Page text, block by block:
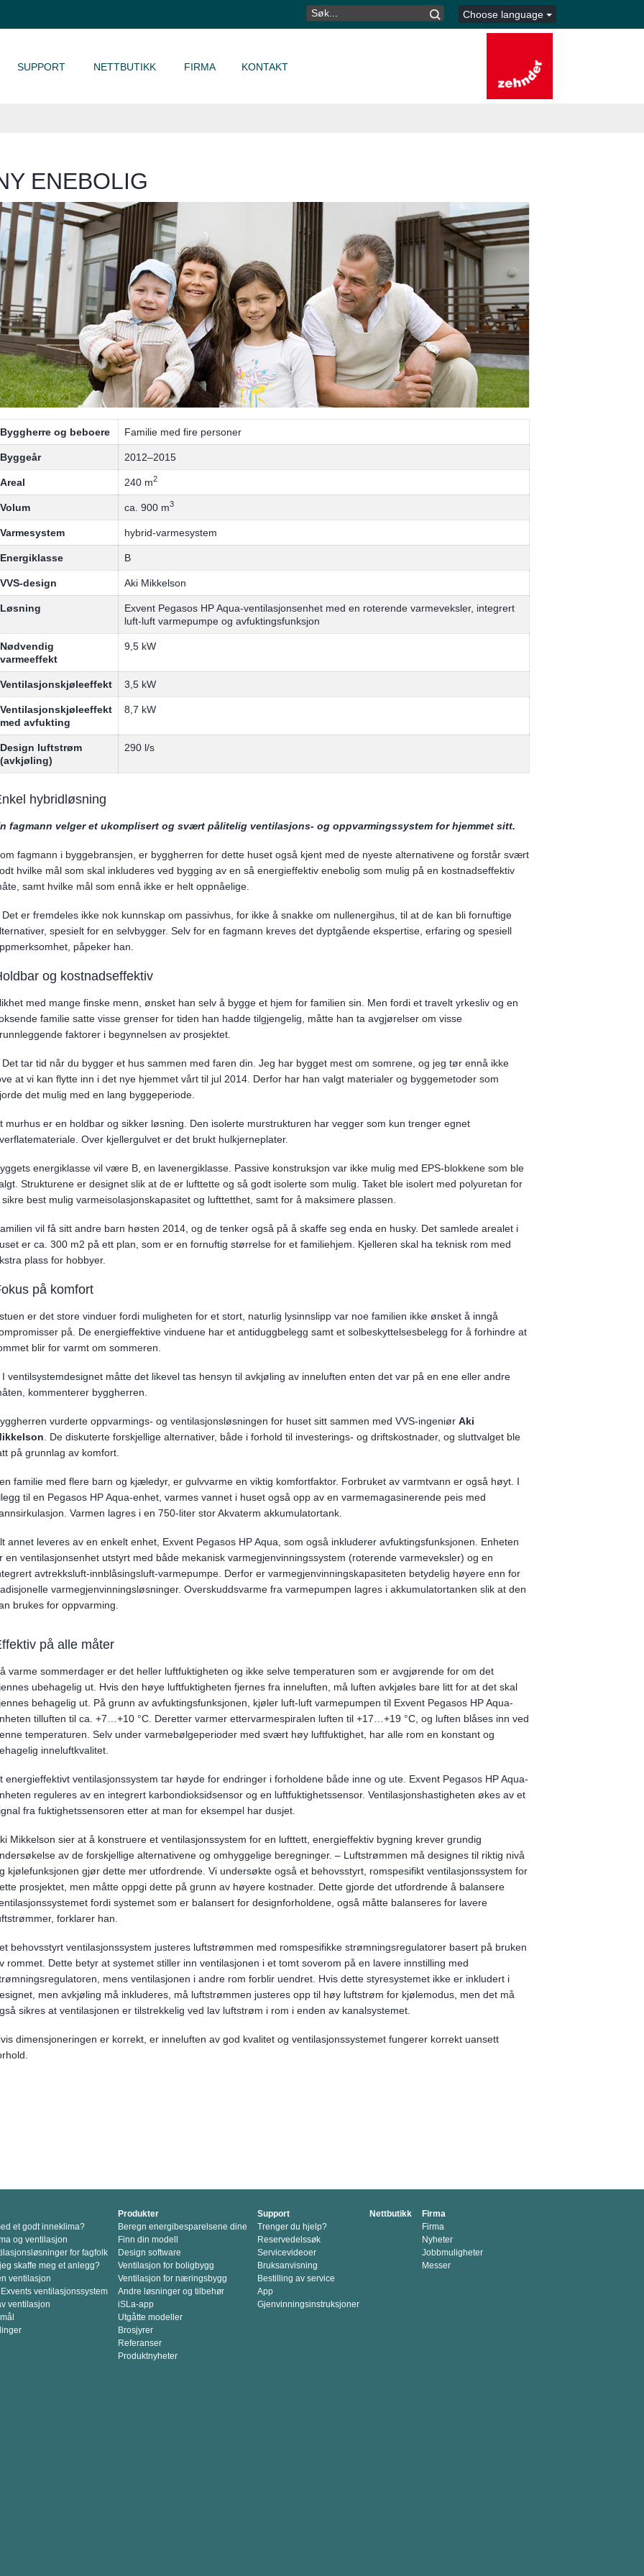
SØK
ETTER:
Choose language
SUPPORT NETTBUTIKK FIRMA KONTAKT
ENEBOLIG
Byggherre og beboere Familie med fire personer
Byggeår 2012–2015
Areal 240 m2
Volum ca. 900 m3
Varmesystem hybrid-varmesystem
Energiklasse B
VVS-design Aki Mikkelson
Løsning
Exvent Pegasos HP Aqua-ventilasjonsenhet med en roterende varmeveksler, integrert
luft-luft varmepumpe og avfuktingsfunksjon
Nødvendig
varmeeffekt
9,5 kW
Ventilasjonskjøleeffekt 3,5 kW
Ventilasjonskjøleeffekt
med avfukting
8,7 kW
Design luftstrøm
(avkjøling)
290 l/s
hybridløsning
fagmann velger et ukomplisert og svært pålitelig ventilasjons- og oppvarmingssystem for hjemmet sitt.
fagmann i byggebransjen, er byggherren for dette huset også kjent med de nyeste alternativene og forstår svært
hvilke mål som skal inkluderes ved bygging av en så energieffektiv enebolig som mulig på en kostnadseffektiv
samt hvilke mål som ennå ikke er helt oppnåelige.
Det er fremdeles ikke nok kunnskap om passivhus, for ikke å snakke om nullenergihus, til at de kan bli fornuftige
spesielt for en selvbygger. Selv for en fagmann kreves det dyptgående ekspertise, erfaring og spesiell
påpeker han.
og kostnadseffektiv
med mange finske menn, ønsket han selv å bygge et hjem for familien sin. Men fordi et travelt yrkesliv og en
familie satte visse grenser for tiden han hadde tilgjengelig, måtte han ta avgjørelser om visse
faktorer i begynnelsen av prosjektet.
Det tar tid når du bygger et hus sammen med faren din. Jeg har bygget mest om somrene, og jeg tør ennå ikke
at vi kan flytte inn i det nye hjemmet vårt til jul 2014. Derfor har han valgt materialer og byggemetoder som
det mulig med en lang byggeperiode.
murhus er en holdbar og sikker løsning. Den isolerte murstrukturen har vegger som kun trenger egnet
Over kjellergulvet er det brukt hulkjerneplater.
energiklasse vil være B, en lavenergiklasse. Passive konstruksjon var ikke mulig med EPS-blokkene som ble
Strukturene er designet slik at de er lufttette og så godt isolerte som mulig. Taket ble isolert med polyuretan for
sikre best mulig varmeisolasjonskapasitet og lufttetthet, samt for å maksimere plassen.
vil få sitt andre barn høsten 2014, og de tenker også på å skaffe seg enda en husky. Det samlede arealet i
er ca. 300 m2 på ett plan, som er en fornuftig størrelse for et familiehjem. Kjelleren skal ha teknisk rom med
plass for hobbyer.
på komfort
er det store vinduer fordi muligheten for et stort, naturlig lysinnslipp var noe familien ikke ønsket å inngå
på. De energieffektive vinduene har et antiduggbelegg samt et solbeskyttelsesbelegg for å forhindre at
blir for varmt om sommeren.
I ventilsystemdesignet måtte det likevel tas hensyn til avkjøling av inneluften enten det var på en ene eller andre
kommenterer byggherren.
vurderte oppvarmings- og ventilasjonsløsningen for huset sitt sammen med VVS-ingeniør Aki
. De diskuterte forskjellige alternativer, både i forhold til investerings- og driftskostnader, og sluttvalget ble
på grunnlag av komfort.
familie med flere barn og kjæledyr, er gulvvarme en viktig komfortfaktor. Forbruket av varmtvann er også høyt. I
til en Pegasos HP Aqua-enhet, varmes vannet i huset også opp av en varmemagasinerende peis med
Varmen lagres i en 750-liter stor Akvaterm akkumulatortank.
annet leveres av en enkelt enhet, Exvent Pegasos HP Aqua, som også inkluderer avfuktingsfunksjonen. Enheten
en ventilasjonsenhet utstyrt med både mekanisk varmegjenvinningssystem (roterende varmeveksler) og en
avtrekksluft-innblåsingsluft-varmepumpe. Derfor er varmegjenvinningskapasiteten betydelig høyere enn for
varmegjenvinningsløsninger. Overskuddsvarme fra varmepumpen lagres i akkumulatortanken slik at den
brukes for oppvarming.
på alle måter
varme sommerdager er det heller luftfuktigheten og ikke selve temperaturen som er avgjørende for om det
ubehagelig ut. Hvis den høye luftfuktigheten fjernes fra inneluften, må luften avkjøles bare litt for at det skal
behagelig ut. På grunn av avfuktingsfunksjonen, kjøler luft-luft varmepumpen til Exvent Pegasos HP Aqua-
tilluften til ca. +7…+10 °C. Deretter varmer ettervarmespiralen luften til +17…+19 °C, og luften blåses inn ved
temperaturen. Selv under varmebølgeperioder med svært høy luftfuktighet, har alle rom en konstant og
inneluftkvalitet.
energieffektivt ventilasjonssystem tar høyde for endringer i forholdene både inne og ute. Exvent Pegasos HP Aqua-
reguleres av en integrert karbondioksidsensor og en luftfuktighetssensor. Ventilasjonshastigheten økes av et
fra fuktighetssensoren etter at man for eksempel har dusjet.
Mikkelson sier at å konstruere et ventilasjonssystem for en lufttett, energieffektiv bygning krever grundig
av de forskjellige alternativene og omhyggelige beregninger. – Luftstrømmen må designes til riktig nivå
kjølefunksjonen gjør dette mer utfordrende. Vi undersøkte også et behovsstyrt, romspesifikt ventilasjonssystem for
prosjektet, men måtte oppgi dette på grunn av høyere kostnader. Dette gjorde det utfordrende å balansere
fordi systemet som er balansert for designforholdene, også måtte balanseres for lavere
forklarer han.
behovsstyrt ventilasjonssystem justeres luftstrømmen med romspesifikke strømningsregulatorer basert på bruken
rommet. Dette betyr at systemet stiller inn ventilasjonen i et tomt soverom på en lavere innstilling med
mens ventilasjonen i andre rom forblir uendret. Hvis dette styresystemet ikke er inkludert i
men avkjøling må inkluderes, må luftstrømmen justeres opp til høy luftstrøm for kjølemodus, men det må
sikres at ventilasjonen er tilstrekkelig ved lav luftstrøm i rom i enden av kanalsystemet.
dimensjoneringen er korrekt, er inneluften av god kvalitet og ventilasjonssystemet fungerer korrekt uansett
et godt inneklima?
og ventilasjon
for fagfolk
skaffe meg et anlegg?
ventilasjon
ventilasjonssystem
ventilasjon
Produkter
Beregn energibesparelsene dine
Finn din modell
Design software
Ventilasjon for boligbygg
Ventilasjon for næringsbygg
Andre løsninger og tilbehør
iSLa-app
Utgåtte modeller
Brosjyrer
Referanser
Produktnyheter
Support
Trenger du hjelp?
Reservedelssøk
Servicevideoer
Bruksanvisning
Bestilling av service
App
Gjenvinningsinstruksjoner
Nettbutikk
Firma
Firma
Nyheter
Jobbmuligheter
Messer